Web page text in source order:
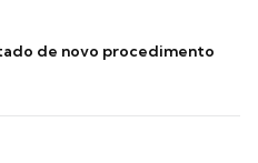
de novo procedimento